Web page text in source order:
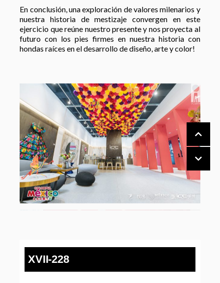
En conclusión, una exploración de valores milenarios y
nuestra historia de mestizaje convergen en este
ejercicio que reúne nuestro presente y nos proyecta al
futuro con los pies firmes en nuestra historia con
hondas raíces en el desarrollo de diseño, arte y color!
XVII-228